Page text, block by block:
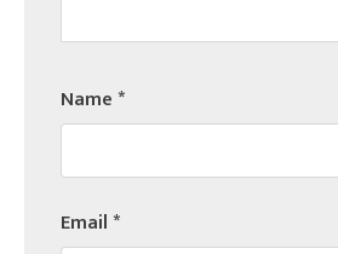
Name*
Email*